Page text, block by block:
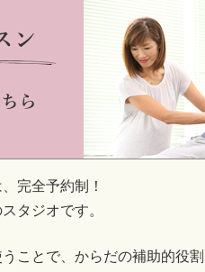
完全予約制！
タジオです。
ことで、からだの補助的役